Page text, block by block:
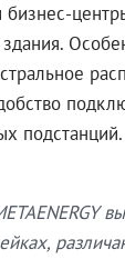
бизнес-
подстанций.